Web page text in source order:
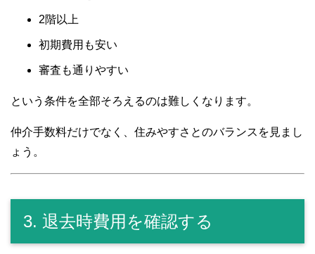
2階以上
初期費用も安い
審査も通りやすい
という条件を全部そろえるのは難しくなります。
仲介手数料だけでなく、住みやすさとのバランスを見まし
ょう。
3. 退去時費用を確認する